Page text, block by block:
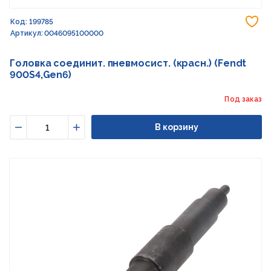
Код: 199785
Артикул: 0046095100000
Головка соединит. пневмосист. (красн.) (Fendt
900S4,Gen6)
Под заказ
Увеличить
В корзину